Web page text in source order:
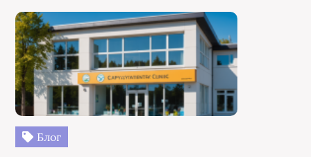
Блог